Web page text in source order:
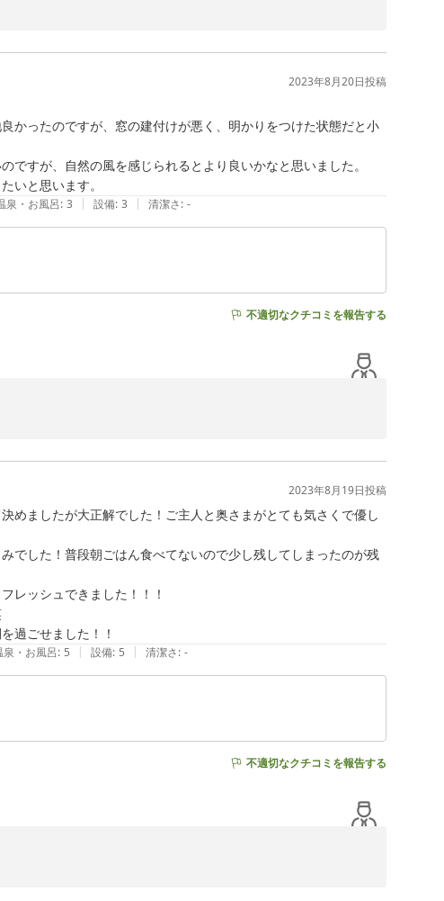
2023年8月20日投稿
かったのですが、窓の建付けが悪く、明かりをつけた状態だと小
すが、自然の風を感じられるとより良いかなと思いました。
いと思います。
泉・お風呂: 3 | 設備: 3 | 清潔さ: -
不適切なクチコミを報告する
ませんでした。
2023年8月19日投稿
めましたが大正解でした！ご主人と奥さまがとても気さくで優し
でした！普段朝ごはん食べてないので少し残してしまったのが残
レッシュできました！！！
過ごせました！！
泉・お風呂: 5 | 設備: 5 | 清潔さ: -
不適切なクチコミを報告する
したが安心しました。